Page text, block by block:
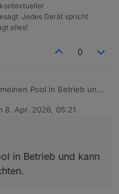
Jedes Gerät spricht
alles!
0
Pool in Betrieb und
8. Apr. 2026, 05:21
von
in Betrieb und kann